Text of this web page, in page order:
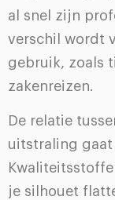
al snel zijn
verschil wordt
gebruik, zoals
zakenreizen.
De relatie
uitstraling gaat
je silhouet